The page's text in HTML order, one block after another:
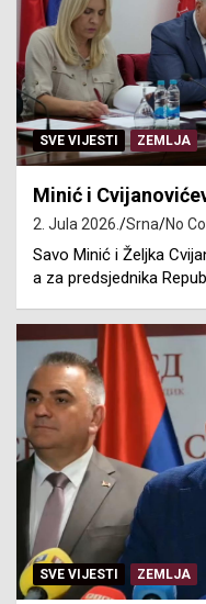
SVE VIJESTI ZEMLJA
Minić i
2. Jula 2026. Srna No
Savo Minić i Željka
a za predsjednika
SVE VIJESTI ZEMLJA